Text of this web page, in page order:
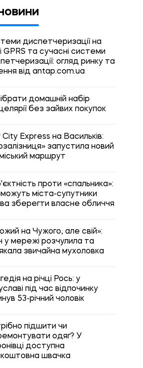
диспетчеризації на
GPRS та сучасні системи
огляд ринку та
від antap.com.ua
домашній набір
без зайвих покупок
City Express на Васильків:
запустила новий
маршрут
проти «спальника»:
міста-супутники
зберегти власне обличчя
на Чужого, але свій»:
у мережі розчулила та
звичайна мухоловка
на річці Рось: у
під час відпочинку
53-річний чоловік
підшити чи
одяг? У
доступна
швачка